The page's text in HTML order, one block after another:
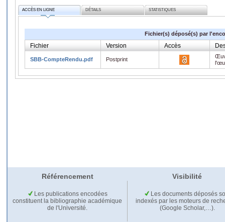
ACCÈS EN LIGNE DÉTAILS STATISTIQUES
Fichier(s) déposé(s) par
Fichier Version Accès
SBB-CompteRendu.pdf Postprint
Référencement Visibilité
Les publications encodées
constituent la bibliographie académique
de l'Université.
Les documents déposés
indexés par les moteurs de
(Google Scholar,…).